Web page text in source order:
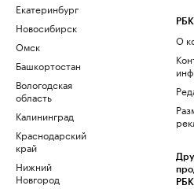
Екатеринбург
Новосибирск
Омск
Башкортостан
Вологодская
область
Калининград
Краснодарский
край
Нижний
Новгород
РБК
О
РБК